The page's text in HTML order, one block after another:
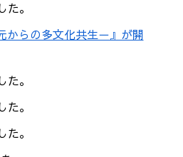
。
からの多文化共生－』が開
。
。
。